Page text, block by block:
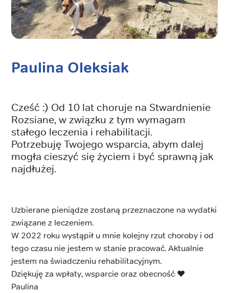
Paulina Oleksiak
Cześć :) Od 10 lat choruje na Stwardnienie
Rozsiane, w związku z tym wymagam
stałego leczenia i rehabilitacji.
Potrzebuję Twojego wsparcia, abym dalej
mogła cieszyć się życiem i być sprawną jak
najdłużej.
Uzbierane pieniądze zostaną przeznaczone na wydatki
związane z leczeniem.
W 2022 roku wystąpił u mnie kolejny rzut choroby i od
tego czasu nie jestem w stanie pracować. Aktualnie
jestem na świadczeniu rehabilitacyjnym.
Dziękuję za wpłaty, wsparcie oraz obecność ❤️
Paulina